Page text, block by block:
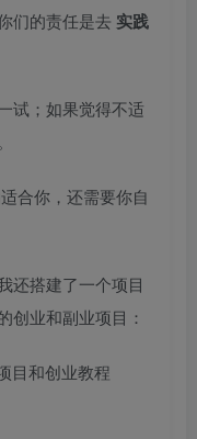
们的责任是去 实践
试；如果觉得不适
合你，还需要你自
还搭建了一个项目
创业和副业项目：
目和创业教程